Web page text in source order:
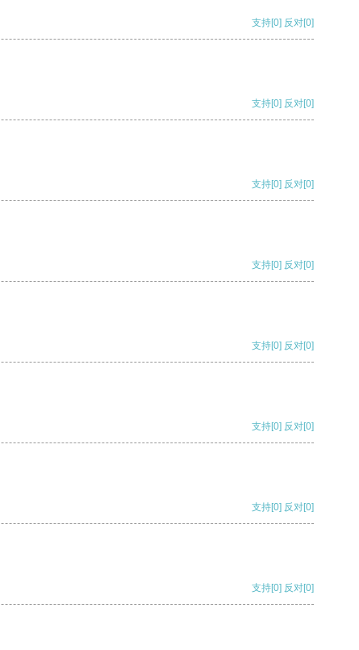
支持[0] 反对[0]
支持[0] 反对[0]
支持[0] 反对[0]
支持[0] 反对[0]
支持[0] 反对[0]
支持[0] 反对[0]
支持[0] 反对[0]
支持[0] 反对[0]